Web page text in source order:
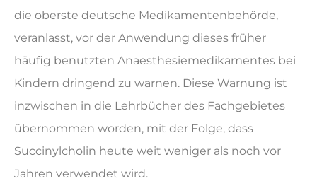
die oberste deutsche Medikamentenbehörde,
veranlasst, vor der Anwendung dieses früher
häufig benutzten Anaesthesiemedikamentes bei
Kindern dringend zu warnen. Diese Warnung ist
inzwischen in die Lehrbücher des Fachgebietes
übernommen worden, mit der Folge, dass
Succinylcholin heute weit weniger als noch vor
Jahren verwendet wird.